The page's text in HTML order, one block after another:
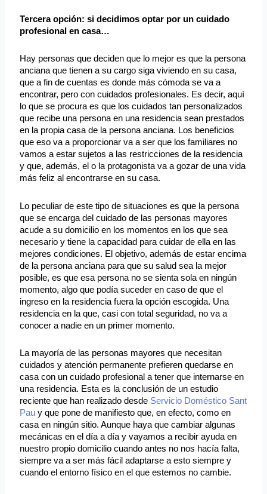
Tercera opción: si decidimos optar por un cuidado
profesional en casa…
Hay personas que deciden que lo mejor es que la persona
anciana que tienen a su cargo siga viviendo en su casa,
que a fin de cuentas es donde más cómoda se va a
encontrar, pero con cuidados profesionales. Es decir, aquí
lo que se procura es que los cuidados tan personalizados
que recibe una persona en una residencia sean prestados
en la propia casa de la persona anciana. Los beneficios
que eso va a proporcionar va a ser que los familiares no
vamos a estar sujetos a las restricciones de la residencia
y que, además, el o la protagonista va a gozar de una vida
más feliz al encontrarse en su casa.
Lo peculiar de este tipo de situaciones es que la persona
que se encarga del cuidado de las personas mayores
acude a su domicilio en los momentos en los que sea
necesario y tiene la capacidad para cuidar de ella en las
mejores condiciones. El objetivo, además de estar encima
de la persona anciana para que su salud sea la mejor
posible, es que esa persona no se sienta sola en ningún
momento, algo que podía suceder en caso de que el
ingreso en la residencia fuera la opción escogida. Una
residencia en la que, casi con total seguridad, no va a
conocer a nadie en un primer momento.
La mayoría de las personas mayores que necesitan
cuidados y atención permanente prefieren quedarse en
casa con un cuidado profesional a tener que internarse en
una residencia. Esta es la conclusión de un estudio
reciente que han realizado desde Servicio Doméstico Sant
Pau y que pone de manifiesto que, en efecto, como en
casa en ningún sitio. Aunque haya que cambiar algunas
mecánicas en el día a día y vayamos a recibir ayuda en
nuestro propio domicilio cuando antes no nos hacía falta,
siempre va a ser más fácil adaptarse a esto siempre y
cuando el entorno físico en el que estemos no cambie.